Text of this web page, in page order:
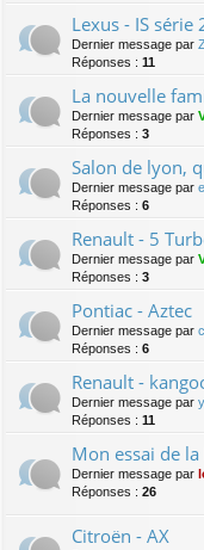
Lexus - IS série
Dernier message par
Réponses : 11
La nouvelle
Dernier message par
Réponses : 3
Salon de lyon,
Dernier message par
Réponses : 6
Renault - 5
Dernier message par
Réponses : 3
Pontiac - Aztec
Dernier message par
Réponses : 6
Renault -
Dernier message par
Réponses : 11
Mon essai de
Dernier message par
Réponses : 26
Citroën - AX